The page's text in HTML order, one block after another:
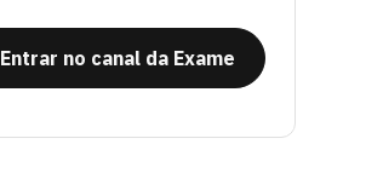
Entrar no canal da Exame